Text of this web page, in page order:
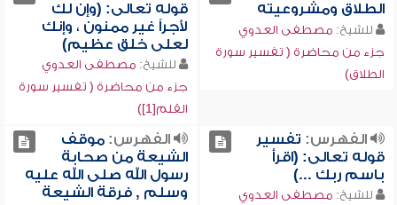
الطلاق ومشروعيته
للشيخ: مصطفى العدوي
جزء من محاضرة ( تفسير سورة
الطلاق)
قوله تعالى: (وإن لك
لأجراً غير ممنون ، وإنك
لعلى خلق عظيم)
للشيخ: مصطفى العدوي
جزء من محاضرة ( تفسير سورة
القلم[1])
الفهرس: تفسير
قوله تعالى: (اقرأ
باسم ربك ...)
للشيخ: مصطفى العدوي
الفهرس:موقف
الشيعة من صحابة
رسول الله صلى الله عليه
وسلم , فرقة الشيعة